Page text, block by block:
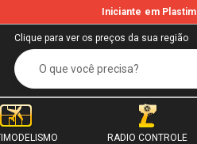
Iniciante em
Clique para ver os preços da sua região
RADIO CONTROLE